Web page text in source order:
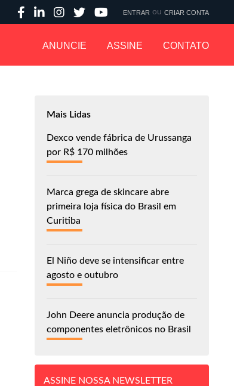
ANUNCIE ASSINE CONTATO
ENTRAR ou CRIAR CONTA
Mais Lidas
Dexco vende fábrica de Urussanga
por R$ 170 milhões
Marca grega de skincare abre
primeira loja física do Brasil em
Curitiba
El Niño deve se intensificar entre
agosto e outubro
John Deere anuncia produção de
componentes eletrônicos no Brasil
ASSINE NOSSA NEWSLETTER